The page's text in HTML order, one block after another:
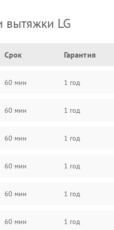
вытяжки LG
Срок Гарантия
60 мин 1 год
60 мин 1 год
60 мин 1 год
60 мин 1 год
60 мин 1 год
60 мин 1 год